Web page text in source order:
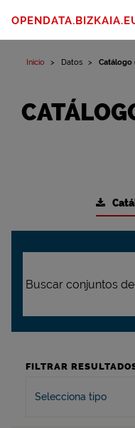
Inicio Datos Catálogo
FILTRAR
Selecciona tipo